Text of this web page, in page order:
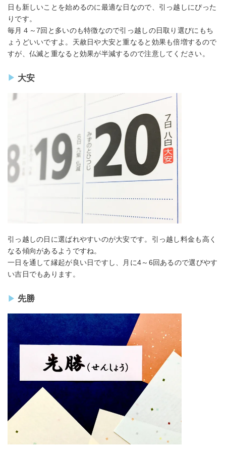
日も新しいことを始めるのに最適な日なので、引っ越しにぴった
りです。
毎月４～7回と多いのも特徴なので引っ越しの日取り選びにもち
ょうどいいですよ。天赦日や大安と重なると効果も倍増するので
すが、仏滅と重なると効果が半減するので注意してください。
大安
引っ越しの日に選ばれやすいのが大安です。引っ越し料金も高く
なる傾向があるようですね。
一日を通して縁起が良い日ですし、月に4～6回あるので選びやす
い吉日でもあります。
先勝